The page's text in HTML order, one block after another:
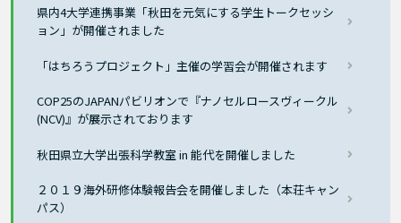
県内4大学連携事業「秋田を元気にする学生トークセッシ
ョン」が開催されました
「はちろうプロジェクト」主催の学習会が開催されます
COP25のJAPANパビリオンで『ナノセルロースヴィークル
(NCV)』が展示されております
秋田県立大学出張科学教室 in 能代を開催しました
２０１９海外研修体験報告会を開催しました（本荘キャン
パス）